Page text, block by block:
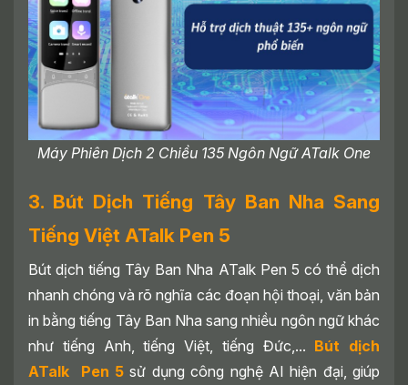
Máy Phiên Dịch 2 Chiều 135 Ngôn Ngữ ATalk One
3. Bút Dịch Tiếng Tây Ban Nha Sang
Tiếng Việt ATalk Pen 5
Bút dịch tiếng Tây Ban Nha ATalk Pen 5 có thể dịch
nhanh chóng và rõ nghĩa các đoạn hội thoại, văn bản
in bằng tiếng Tây Ban Nha sang nhiều ngôn ngữ khác
như tiếng Anh, tiếng Việt, tiếng Đức,... Bút dịch
ATalk Pen 5 sử dụng công nghệ AI hiện đại, giúp